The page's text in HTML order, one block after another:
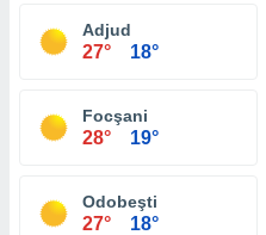
Adjud
27° 18°
Focşani
28° 19°
Odobeşti
27° 18°